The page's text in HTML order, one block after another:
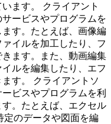
ます。 クライアント
ービスやプログラムを
す。たとえば、画像編
イルを加工したり、フ
ます。また、動画編集
ルを編集したり、エフ
す。 クライアントソ
ビスやプログラムを利
。たとえば、エクセル
定のデータや図面を編